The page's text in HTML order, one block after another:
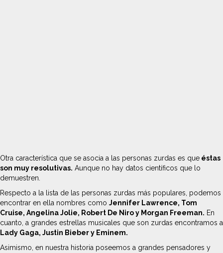
Otra característica que se asocia a las personas zurdas es que éstas
son muy resolutivas. Aunque no hay datos científicos que lo
demuestren.
Respecto a la lista de las personas zurdas más populares, podemos
encontrar en ella nombres como Jennifer Lawrence, Tom
Cruise, Angelina Jolie, Robert De Niro y Morgan Freeman. En
cuanto, a grandes estrellas musicales que son zurdas encontramos a
Lady Gaga, Justin Bieber y Eminem.
Asimismo, en nuestra historia poseemos a grandes pensadores y